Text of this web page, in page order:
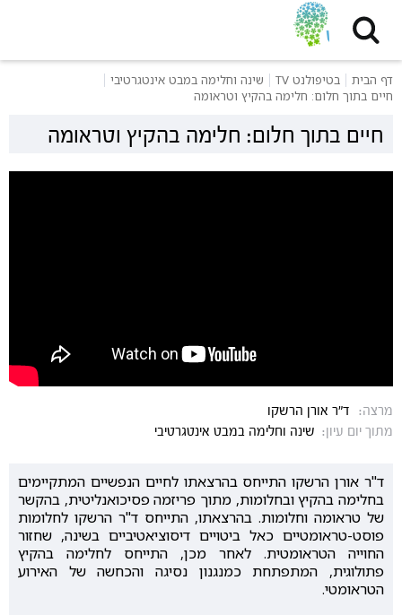
דף הבית בטיפולנט TV
שינה וחלימה במבט אינטגרטיבי
חיים בתוך חלום: חלימה בהקיץ וטראומה
חיים בתוך חלום: חלימה בהקיץ וטראומה
מרצה:
ד"ר אורן הרשקו
מתוך יום עיון: שינה וחלימה במבט אינטגרטיבי
ד"ר אורן הרשקו התייחס בהרצאתו לחיים הנפשיים המתקיימים
בחלימה בהקיץ ובחלומות, מתוך פריזמה פסיכואנליטית, בהקשר
של טראומה וחלומות. בהרצאתו, התייחס ד"ר הרשקו לחלומות
פוסט-טראומטיים כאל ביטויים דיסוציאטיביים בשינה, שחזור
החוייה הטראומטית. לאחר מכן, התייחס לחלימה בהקיץ
פתולוגית, המתפתחת כמנגנון נסיגה והכחשה של האירוע
הטראומטי.